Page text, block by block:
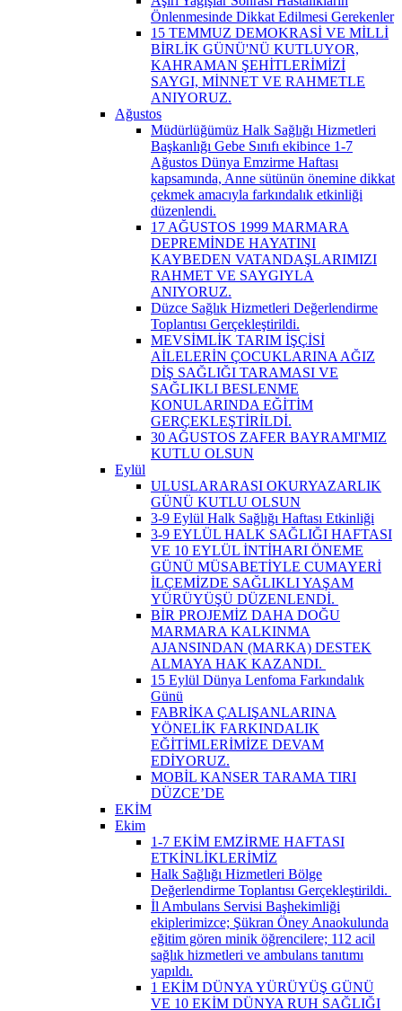
Önlenmesinde Dikkat Edilmesi Gerekenler
15 TEMMUZ DEMOKRASİ VE MİLLİ
BİRLİK GÜNÜ'NÜ KUTLUYOR,
KAHRAMAN ŞEHİTLERİMİZİ
SAYGI, MİNNET VE RAHMETLE
ANIYORUZ.
Ağustos
Müdürlüğümüz Halk Sağlığı Hizmetleri
Başkanlığı Gebe Sınıfı ekibince 1-7
Ağustos Dünya Emzirme Haftası
kapsamında, Anne sütünün önemine dikkat
çekmek amacıyla farkındalık etkinliği
düzenlendi.
17 AĞUSTOS 1999 MARMARA
DEPREMİNDE HAYATINI
KAYBEDEN VATANDAŞLARIMIZI
RAHMET VE SAYGIYLA
ANIYORUZ.
Düzce Sağlık Hizmetleri Değerlendirme
Toplantısı Gerçekleştirildi.
MEVSİMLİK TARIM İŞÇİSİ
AİLELERİN ÇOCUKLARINA AĞIZ
DİŞ SAĞLIĞI TARAMASI VE
SAĞLIKLI BESLENME
KONULARINDA EĞİTİM
GERÇEKLEŞTİRİLDİ.
30 AĞUSTOS ZAFER BAYRAMI'MIZ
KUTLU OLSUN
Eylül
ULUSLARARASI OKURYAZARLIK
GÜNÜ KUTLU OLSUN
3-9 Eylül Halk Sağlığı Haftası Etkinliği
3-9 EYLÜL HALK SAĞLIĞI HAFTASI
VE 10 EYLÜL İNTİHARI ÖNEME
GÜNÜ MÜSABETİYLE CUMAYERİ
İLÇEMİZDE SAĞLIKLI YAŞAM
YÜRÜYÜŞÜ DÜZENLENDİ. ​
BİR PROJEMİZ DAHA DOĞU
MARMARA KALKINMA
AJANSINDAN (MARKA) DESTEK
ALMAYA HAK KAZANDI. ​
15 Eylül Dünya Lenfoma Farkındalık
Günü
FABRİKA ÇALIŞANLARINA
YÖNELİK FARKINDALIK
EĞİTİMLERİMİZE DEVAM
EDİYORUZ.
MOBİL KANSER TARAMA TIRI
DÜZCE’DE
EKİM
Ekim
1-7 EKİM EMZİRME HAFTASI
ETKİNLİKLERİMİZ
Halk Sağlığı Hizmetleri Bölge
Değerlendirme Toplantısı Gerçekleştirildi. ​
İl Ambulans Servisi Başhekimliği
ekiplerimizce; Şükran Öney Anaokulunda
eğitim gören minik öğrencilere; 112 acil
sağlık hizmetleri ve ambulans tanıtımı
yapıldı.
1 EKİM DÜNYA YÜRÜYÜŞ GÜNÜ
VE 10 EKİM DÜNYA RUH SAĞLIĞI